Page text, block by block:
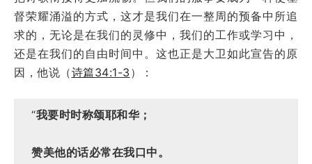
督荣耀涌溢的方式，这才是我们在一整周的预备中所追
求的，无论是在我们的灵修中，我们的工作或学习中，
还是在我们的自由时间中。这也正是大卫如此宣告的原
因，他说（诗篇34:1-3 ）：
“我要时时称颂耶和华；
赞美他的话必常在我口中。